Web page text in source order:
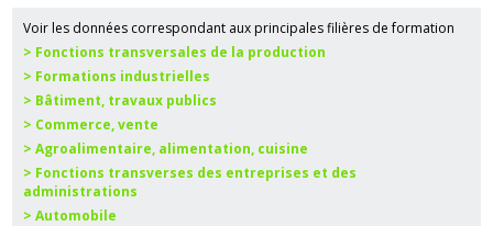
Voir les données correspondant aux principales filières de formation
> Fonctions transversales de la production
> Formations industrielles
> Bâtiment, travaux publics
> Commerce, vente
> Agroalimentaire, alimentation, cuisine
> Fonctions transverses des entreprises et des
administrations
> Automobile